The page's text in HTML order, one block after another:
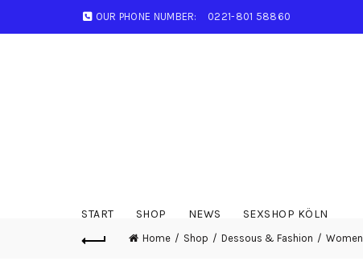
OUR PHONE NUMBER: 0221-801 58860
START SHOP NEWS SEXSHOP KÖLN
Home Shop Dessous & Fashion Women